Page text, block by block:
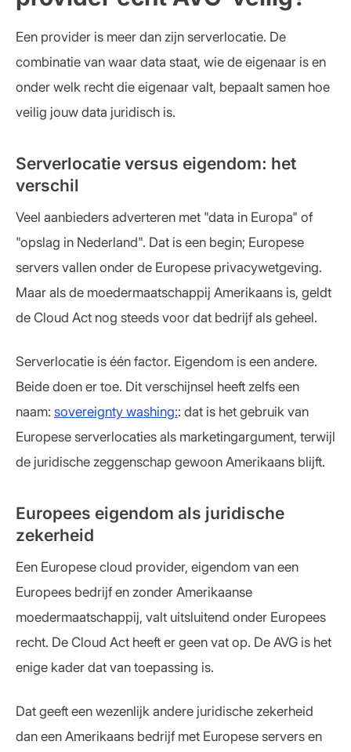
Een provider is meer dan zijn serverlocatie. De
combinatie van waar data staat, wie de eigenaar is en
onder welk recht die eigenaar valt, bepaalt samen hoe
veilig jouw data juridisch is.
Serverlocatie versus eigendom: het
verschil
Veel aanbieders adverteren met "data in Europa" of
"opslag in Nederland". Dat is een begin; Europese
servers vallen onder de Europese privacywetgeving.
Maar als de moedermaatschappij Amerikaans is, geldt
de Cloud Act nog steeds voor dat bedrijf als geheel.
Serverlocatie is één factor. Eigendom is een andere.
Beide doen er toe. Dit verschijnsel heeft zelfs een
naam: sovereignty washing:: dat is het gebruik van
Europese serverlocaties als marketingargument, terwijl
de juridische zeggenschap gewoon Amerikaans blijft.
Europees eigendom als juridische
zekerheid
Een Europese cloud provider, eigendom van een
Europees bedrijf en zonder Amerikaanse
moedermaatschappij, valt uitsluitend onder Europees
recht. De Cloud Act heeft er geen vat op. De AVG is het
enige kader dat van toepassing is.
Dat geeft een wezenlijk andere juridische zekerheid
dan een Amerikaans bedrijf met Europese servers en